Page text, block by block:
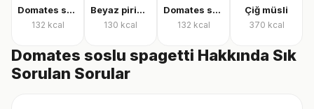
Domates soslu farfalle makarna
132 kcal
Beyaz pirinç, pişmiş
130 kcal
Domates soslu rigatoni
132 kcal
Çiğ müsli
370 kcal
Domates soslu spagetti Hakkında Sık
Sorulan Sorular